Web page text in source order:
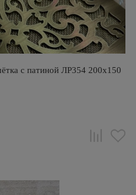
с патиной ЛР354 200х150